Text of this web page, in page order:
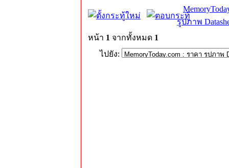
รูปภาพ
หน้า 1 จากทั้งหมด 1
ไปยัง: